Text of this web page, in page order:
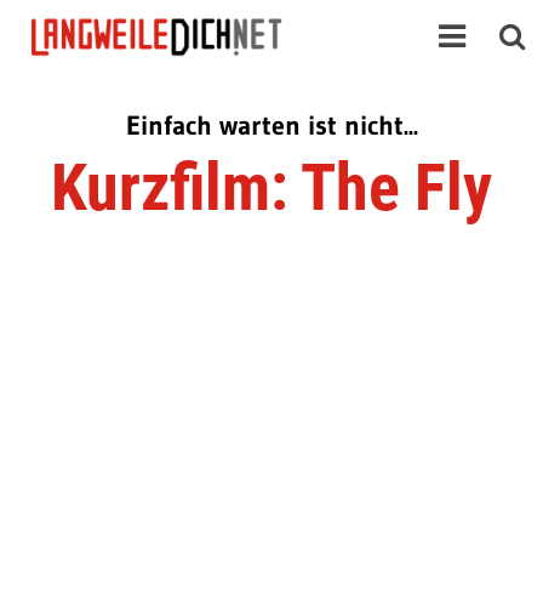
Einfach warten ist nicht...
Kurzfilm: The Fly